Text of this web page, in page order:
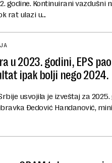
godine. Kontinuirani vazdušni
rat ulazi u...
u 2023. godini, EPS
ipak bolji nego 2024.
usvojila je izveštaj za
Đedović Handanović,